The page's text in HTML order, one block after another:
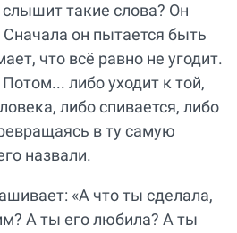
такие слова? Он
он пытается быть
что всё равно не угодит.
либо уходит к той,
либо спивается, либо
в ту самую
назвали.
«А что ты сделала,
А ты его любила? А ты